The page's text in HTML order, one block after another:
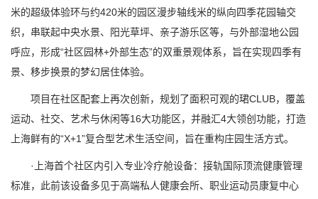
米的超级体验环与约420米的园区漫步轴线米的纵向四季花园轴交
织，串联起中央水景、阳光草坪、亲子游乐区等，与外部湿地公园
呼应，形成“社区园林+外部生态”的双重景观体系，旨在实现四季有
景、移步换景的梦幻居住体验。
项目在社区配套上再次创新，规划了面积可观的珺CLUB，覆盖
运动、社交、艺术与休闲等16大功能区，并融汇4大领创功能，打造
上海鲜有的“X+1”复合型艺术生活空间，旨在重构庄园生活方式。
·上海首个社区内引入专业冷疗舱设备：接轨国际顶流健康管理
标准，此前该设备多见于高端私人健康会所、职业运动员康复中心